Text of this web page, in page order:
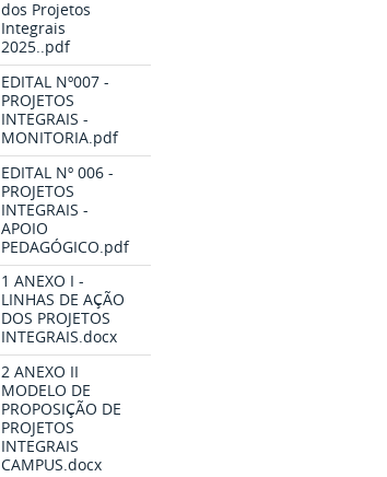
dos Projetos
Integrais
2025..pdf
EDITAL Nº007 -
PROJETOS
INTEGRAIS -
MONITORIA.pdf
EDITAL Nº 006 -
PROJETOS
INTEGRAIS -
APOIO
PEDAGÓGICO.pdf
1 ANEXO I -
LINHAS DE AÇÃO
DOS PROJETOS
INTEGRAIS.docx
2 ANEXO II
MODELO DE
PROPOSIÇÃO DE
PROJETOS
INTEGRAIS
CAMPUS.docx